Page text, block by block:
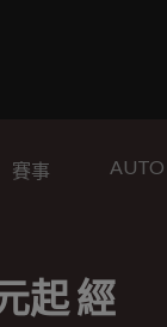
賽事 AUTO
起 經